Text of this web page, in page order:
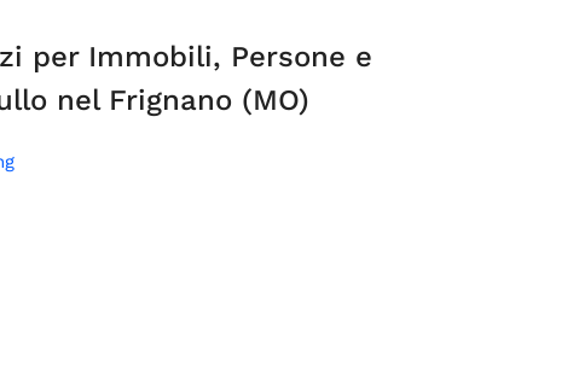
per Immobili, Persone e
nel Frignano (MO)